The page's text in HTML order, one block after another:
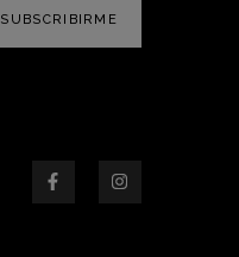
SUBSCRIBIRME